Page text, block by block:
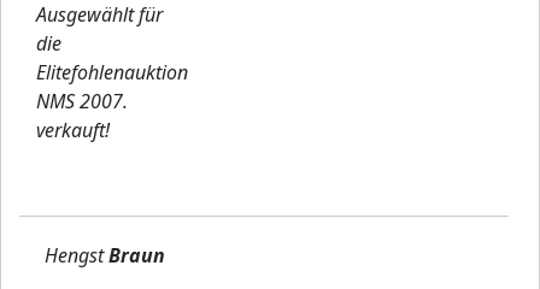
Ausgewählt für
die
Elitefohlenauktion
NMS 2007.
verkauft!
HengstBraun